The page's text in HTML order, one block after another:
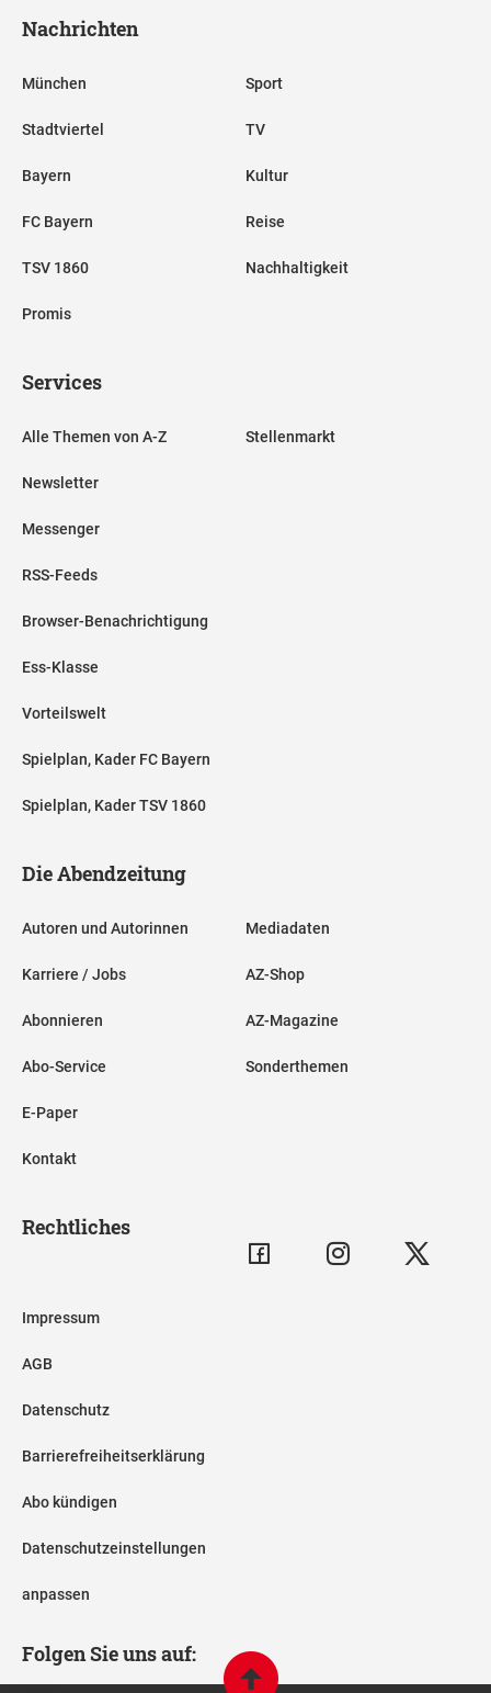
Nachrichten
München
Stadtviertel
Bayern
FC Bayern
TSV 1860
Promis
Sport
TV
Kultur
Reise
Nachhaltigkeit
Services
Alle Themen von A-Z
Newsletter
Messenger
RSS-Feeds
Browser-Benachrichtigung
Ess-Klasse
Vorteilswelt
Spielplan, Kader FC Bayern
Spielplan, Kader TSV 1860
Stellenmarkt
Die Abendzeitung
Autoren und Autorinnen
Karriere / Jobs
Abonnieren
Abo-Service
E-Paper
Kontakt
Mediadaten
AZ-Shop
AZ-Magazine
Sonderthemen
Rechtliches
Impressum
AGB
Datenschutz
Barrierefreiheitserklärung
Abo kündigen
Datenschutzeinstellungen
anpassen
Folgen Sie uns auf: